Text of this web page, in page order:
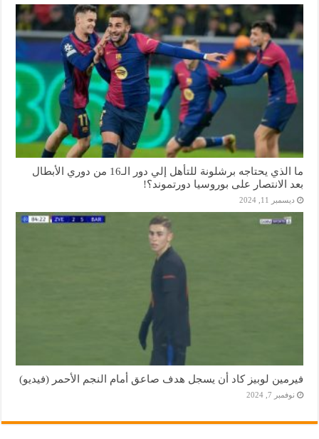
ما الذي يحتاجه برشلونة للتأهل إلي دور الـ16 من دوري الأبطال
بعد الانتصار على بوروسيا دورتموند؟!
ديسمبر 11, 2024
فيرمين لوبيز كاد أن يسجل هدف صاعق أمام النجم الأحمر (فيديو)
نوفمبر 7, 2024